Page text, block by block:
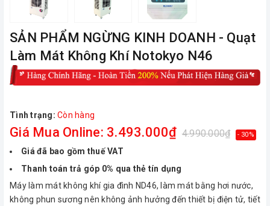
ㅤSẢN PHẨM NGỪNG KINH DOANH - Quạt
Làm Mát Không Khí Notokyo N46
Tình trạng: Còn hàng
Giá Mua Online: 3.493.000₫ 4.990.000₫ - 30%
Giá đã bao gồm thuế VAT
Thanh toán trả góp 0% qua thẻ tín dụng
Máy làm mát không khí gia đình ND46, làm mát bằng hơi nước,
không phun sương nên không ảnh hưởng đến thiết bị điện tử, tiết